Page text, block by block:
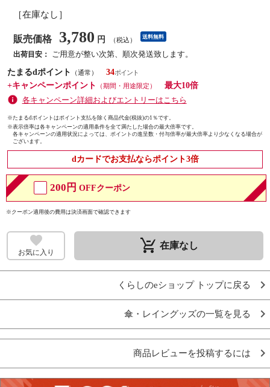
［在庫なし］
販売価格 3,780 円 （税込） 送料無料
出荷目安：
ご用意が整い次第、順次発送致します。
たまるdポイント
（通常）
34
+キャンペーンポイント
（期間・用途限定）
最大10倍
各キャンペーン詳細およびエントリーはこちら
※たまるdポイントはポイント支払を除く商品代金(税抜)の1％です。
※表示倍率は各キャンペーンの適用条件を全て満たした場合の最大倍率です。
各キャンペーンの適用状況によっては、ポイントの進呈数・付与倍率が最大倍率より少なくなる場合が
ございます。
dカードでお支払ならポイント3倍
200円 OFFクーポン
※クーポン適用後の費用は決済画面で確認できます
お気に入り remove_shopping_cart 在庫なし
くらしのeショップ トップに戻る
傘・レイングッズの一覧を見る
商品レビューを投稿するには